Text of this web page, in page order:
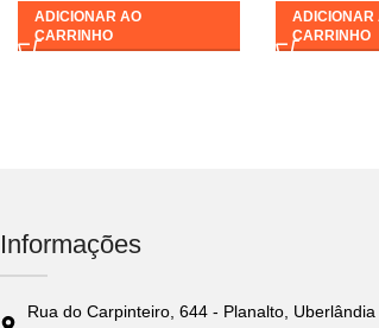
ADICIONAR AO
CARRINHO
ADICIONAR
CARRINHO
Informações
Rua do Carpinteiro, 644 - Planalto, Uberlândia